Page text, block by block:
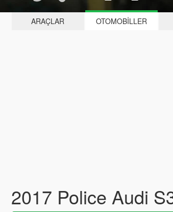
ARAÇLAR OTOMOBILLER
2017 Police Audi